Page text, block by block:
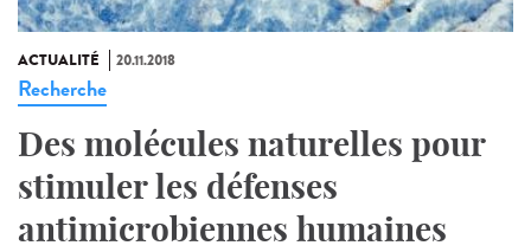
ACTUALITÉ 20.11.2018
Recherche
Des molécules naturelles pour
stimuler les défenses
antimicrobiennes humaines